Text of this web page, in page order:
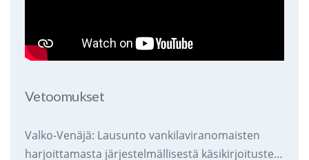
Vetoomukset
Valko-Venäjä: Lausunto vankilaviranomaisten
harjoittamasta järjestelmällisestä käsikirjoitusten